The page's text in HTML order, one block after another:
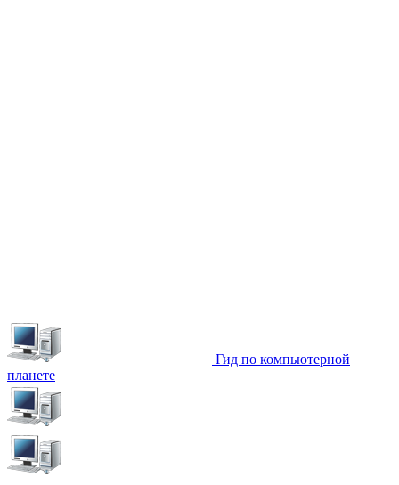
Гид по компьютерной
планете